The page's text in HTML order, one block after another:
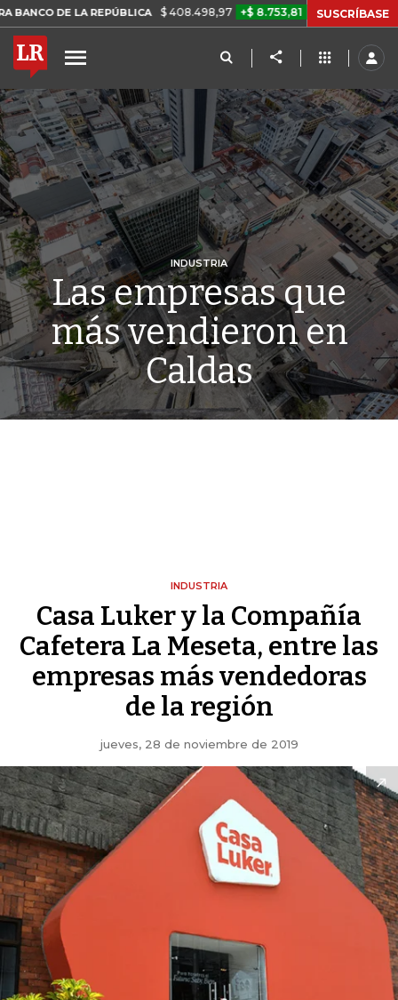
LA REPÚBLICA $ 408.498,97 +$ 8.753,81 +2,19% TASA DE
SUSCRÍBASE
INDUSTRIA
Las empresas que
más vendieron en
Caldas
INDUSTRIA
Casa Luker y la Compañía
Cafetera La Meseta, entre las
empresas más vendedoras
de la región
jueves, 28 de noviembre de 2019